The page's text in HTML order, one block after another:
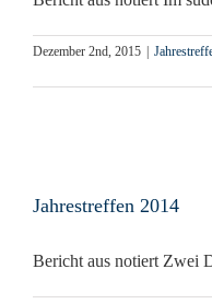
Dezember 2nd, 2015
Jahrestreffen 2014
Bericht aus notiert Zwei